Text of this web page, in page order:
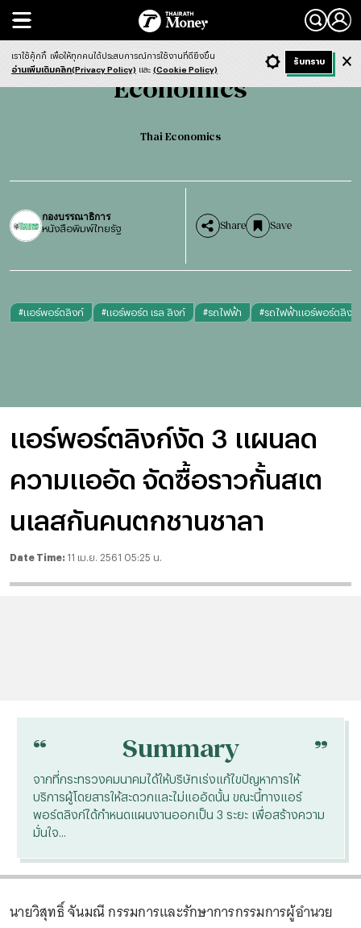
Search
Economics Thai Economics
Economics
Thai Economics
กองบรรณาธิการ
หนังสือพิมพ์ไทยรัฐ Share Save
#แอร์พอร์ตลิงก์ #แอร์พอร์ต เรล ลิงก์ #รถไฟฟ้า #รถไฟฟ้าแอร์พอร์ตลิงก์
แอร์พอร์ตลิงก์งัด 3 แผนลด
ความแออัด จัดซื้อราวกั้นสเต
นเลสกันคนตกชานชาลา
Date Time: 11 เม.ย. 2561 05:25 น.
- ก + ก Dark ฟังข่าว
“ Summary “
จากที่กระทรวงคมนาคมได้ให้บริษัทเร่งแก้ไขปัญหาการให้
บริการผู้โดยสารให้สะดวกและไม่แออัดนั้น ขณะนี้ทางแอร์
พอร์ตลิงก์ได้กำหนดแผนงานออกเป็น 3 ระยะ เพื่อสร้างความ
มั่นใจ...
นายวิสุทธิ์ จันมณี กรรมการและรักษาการกรรมการผู้อำนวย
เราใช้คุ้กกี้ เพื่อให้ทุกคนได้ประสบการณ์การใช้งานที่ดียิ่งขึ้น
อ่านเพิ่มเติมคลิก(Privacy Policy) และ (Cookie Policy)
รับทราบ